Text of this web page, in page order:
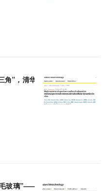
角”，清华大学戴琼海等团队发
玻璃”——清华大学戴琼海等团队